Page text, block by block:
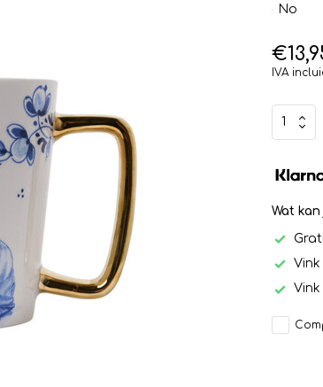
No
IVA
Wat